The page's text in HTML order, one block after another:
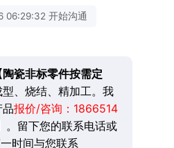
06:29:32 开始沟通
陶瓷非标零件按需定
型、烧结、精加工。我
报价/咨询： 1866514
。留下您的联系电话或
时间与您联系